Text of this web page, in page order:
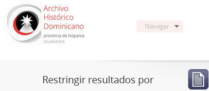
Navegar
Restringir resultados por